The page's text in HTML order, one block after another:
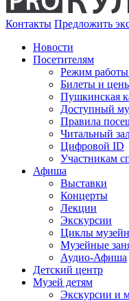
Контакты Предложить
Новости
Посетителям
Режим работы
Билеты и
Пушкинская
Доступный
Правила
Читальный
Цифровой ID
Участникам
Афиша
Выставки
Концерты
Лекции
Экскурсии
Циклы
Музейные
Аудио-Афиша
Детский центр
Музей детям
Экскурсии и